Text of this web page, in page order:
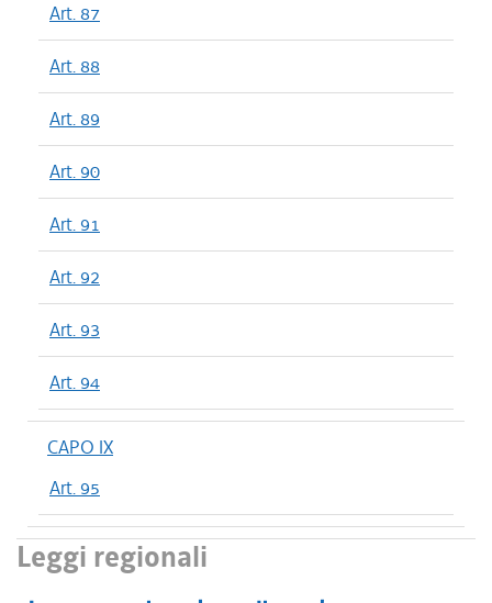
Art. 87
Art. 88
Art. 89
Art. 90
Art. 91
Art. 92
Art. 93
Art. 94
CAPO IX
Art. 95
Leggi regionali